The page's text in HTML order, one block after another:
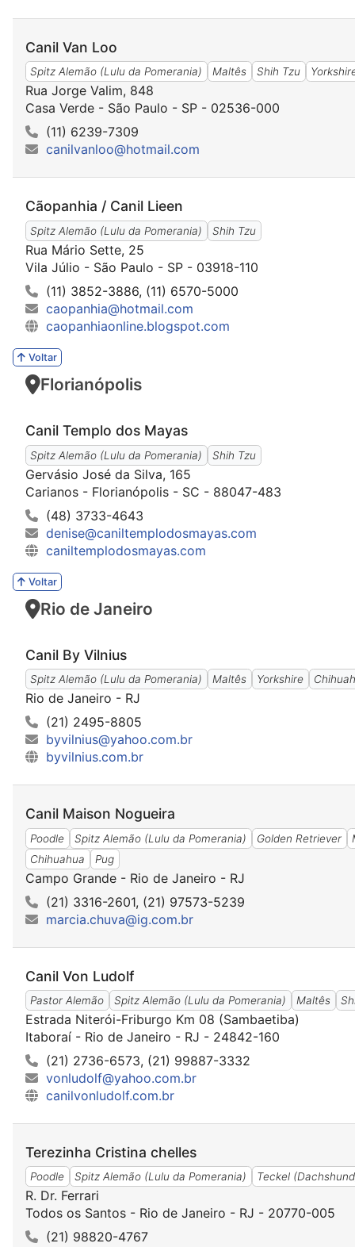
Canil Van Loo
Spitz Alemão (Lulu da Pomerania) Maltês Shih Tzu
Rua Jorge Valim, 848
Casa Verde - São Paulo - SP - 02536-000
(11) 6239-7309
canilvanloo@hotmail.com
Cãopanhia / Canil Lieen
Spitz Alemão (Lulu da Pomerania) Shih Tzu
Rua Mário Sette, 25
Vila Júlio - São Paulo - SP - 03918-110
(11) 3852-3886, (11) 6570-5000
caopanhia@hotmail.com
caopanhiaonline.blogspot.com
Voltar
Florianópolis
Canil Templo dos Mayas
Spitz Alemão (Lulu da Pomerania) Shih Tzu
Gervásio José da Silva, 165
Carianos - Florianópolis - SC - 88047-483
(48) 3733-4643
denise@caniltemplodosmayas.com
caniltemplodosmayas.com
Voltar
Rio de Janeiro
Canil By Vilnius
Spitz Alemão (Lulu da Pomerania) Maltês Yorkshire
Rio de Janeiro - RJ
(21) 2495-8805
byvilnius@yahoo.com.br
byvilnius.com.br
Canil Maison Nogueira
Poodle Spitz Alemão (Lulu da Pomerania) Golden Retriever
Chihuahua
Pug
Campo Grande - Rio de Janeiro - RJ
(21) 3316-2601, (21) 97573-5239
marcia.chuva@ig.com.br
Canil Von Ludolf
Pastor Alemão Spitz Alemão (Lulu da Pomerania) Maltês
Estrada Niterói-Friburgo Km 08 (Sambaetiba)
Itaboraí - Rio de Janeiro - RJ - 24842-160
(21) 2736-6573, (21) 99887-3332
vonludolf@yahoo.com.br
canilvonludolf.com.br
Terezinha Cristina chelles
Poodle Spitz Alemão (Lulu da Pomerania) Teckel
R. Dr. Ferrari
Todos os Santos - Rio de Janeiro - RJ - 20770-005
(21) 98820-4767